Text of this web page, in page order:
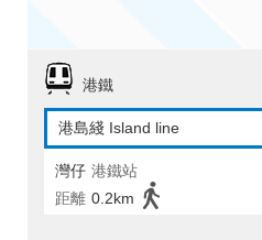
港鐵
港島綫 Island line
灣仔 港鐵站
距離 0.2km